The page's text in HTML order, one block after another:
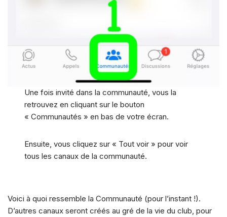
Une fois invité dans la communauté, vous la
retrouvez en cliquant sur le bouton
« Communautés » en bas de votre écran.
Ensuite, vous cliquez sur « Tout voir » pour voir
tous les canaux de la communauté.
Voici à quoi ressemble la Communauté (pour l’instant !).
D’autres canaux seront créés au gré de la vie du club, pour